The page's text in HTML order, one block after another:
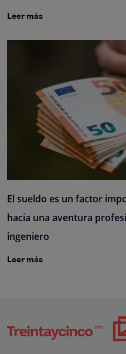
Leer más
El sueldo es un factor
hacia una aventura
ingeniero
Leer más